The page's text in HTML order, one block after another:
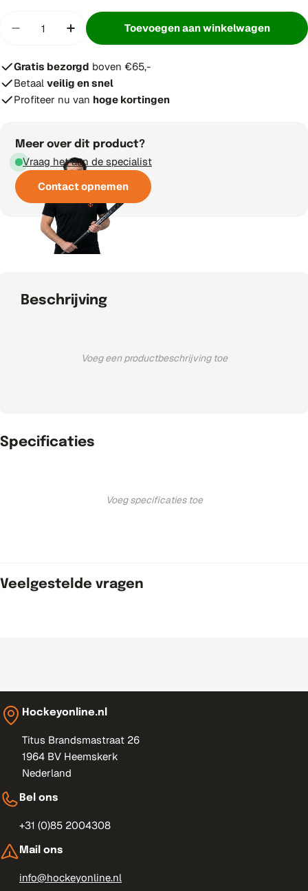
Hoeveelheid verminderen voor Osaka Kids
Verhoog aantal voor Osaka Kids
Toevoegen aan winkelwagen
Gratis bezorgd boven €65,-
Betaal veilig en snel
Profiteer nu van hoge kortingen
Meer over dit product?
Vraag het aan de specialist
Contact opnemen
Beschrijving
Voeg een productbeschrijving toe
Specificaties
Voeg specificaties toe
Veelgestelde vragen
Hockeyonline.nl
Titus Brandsmastraat 26
1964 BV Heemskerk
Nederland
Bel ons
+31 (0)85 2004308
Mail ons
info@hockeyonline.nl